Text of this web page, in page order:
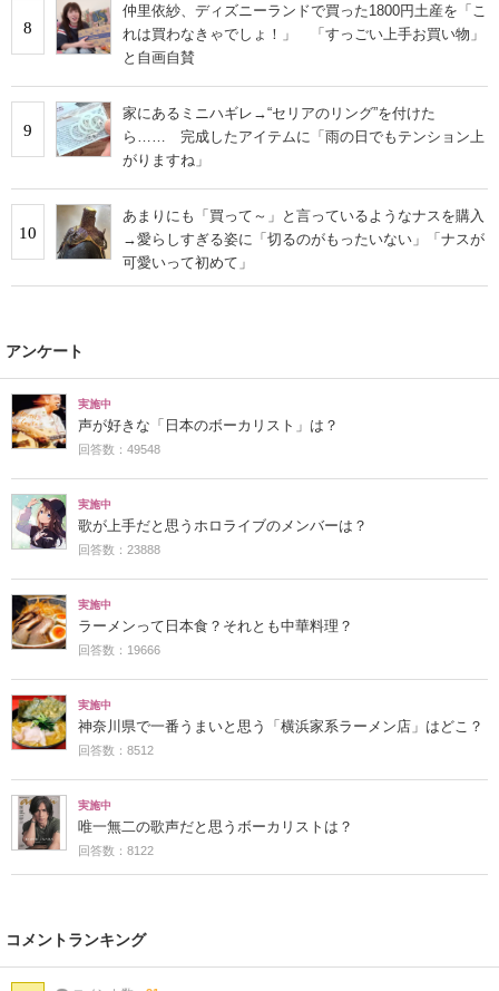
8
仲里依紗、ディズニーランドで買った1800円土産を「こ
れは買わなきゃでしょ！」 「すっごい上手お買い物」
と自画自賛
9
家にあるミニハギレ→“セリアのリング”を付けた
ら…… 完成したアイテムに「雨の日でもテンション上
がりますね」
10
あまりにも「買って～」と言っているようなナスを購入
→愛らしすぎる姿に「切るのがもったいない」「ナスが
可愛いって初めて」
アンケート
実施中
声が好きな「日本のボーカリスト」は？
回答数：49548
実施中
歌が上手だと思うホロライブのメンバーは？
回答数：23888
実施中
ラーメンって日本食？それとも中華料理？
回答数：19666
実施中
神奈川県で一番うまいと思う「横浜家系ラーメン店」はどこ？
回答数：8512
実施中
唯一無二の歌声だと思うボーカリストは？
回答数：8122
コメントランキング